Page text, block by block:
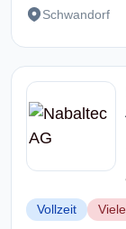
Schwandorf
Vollzeit